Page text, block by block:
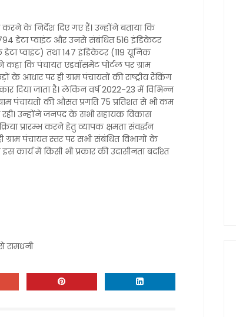
करने के निर्देश दिए गए हैं। उन्होंने बताया कि
डेटा प्वाइंट और उनसे संबंधित 516 इंडिकेटर
प्वाइंट) तथा 147 इंडिकेटर (119 यूनिक
कि पंचायत एडवॉसमेंट पोर्टल पर ग्राम
के आधार पर ही ग्राम पंचायतों की राष्ट्रीय रैंकिंग
दिया जाता है। लेकिन वर्ष 2022-23 में विभिन्न
पंचायतों की औसत प्रगति 75 प्रतिशत से भी कम
रही। उन्होंने जनपद के सभी सहायक विकास
प्रारम्भ करने हेतु व्यापक क्षमता संवर्द्धन
ग्राम पंचायत स्तर पर सभी संबंधित विभागों के
कार्य में किसी भी प्रकार की उदासीनता बर्दाश्त
रामधनी